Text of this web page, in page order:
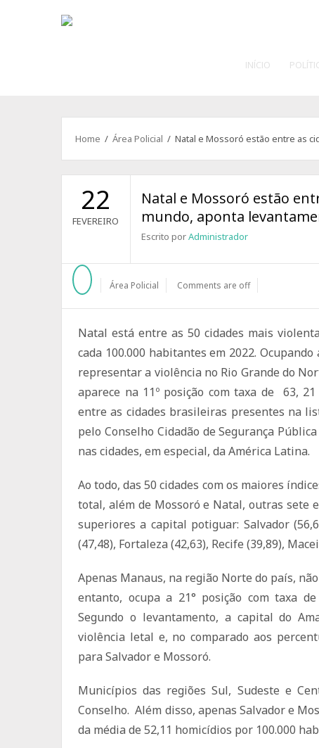
INÍCIO
Home /Área Policial / Natal e Mossoró estão entre as
22
FEVEREIRO
Natal e Mossoró estão
mundo, aponta
Escrito porAdministrador
Área Policial Comments are off
Natal está entre as 50 cidades mais
cada 100.000 habitantes em 2022.
representar a violência no Rio Grande do
aparece na 11º posição com taxa de 63,
entre as cidades brasileiras presentes na
pelo Conselho Cidadão de Segurança
nas cidades, em especial, da América Latina.
Ao todo, das 50 cidades com os maiores
total, além de Mossoró e Natal, outras sete
superiores a capital potiguar: Salvador
(47,48), Fortaleza (42,63), Recife (39,89),
Apenas Manaus, na região Norte do país,
entanto, ocupa a 21° posição com taxa
Segundo o levantamento, a capital do
violência letal e, no comparado aos
para Salvador e Mossoró.
Municípios das regiões Sul, Sudeste e
Conselho. Além disso, apenas Salvador e
da média de 52,11 homicídios por 100.000